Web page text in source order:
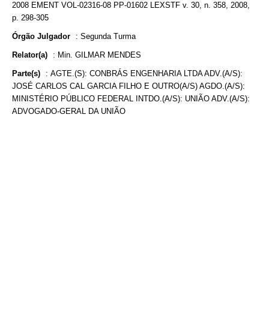
2008 EMENT VOL-02316-08 PP-01602 LEXSTF v. 30, n. 358, 2008,
p. 298-305
Órgão Julgador : Segunda Turma
Relator(a) : Min. GILMAR MENDES
Parte(s) : AGTE.(S): CONBRÁS ENGENHARIA LTDA ADV.(A/S):
JOSÉ CARLOS CAL GARCIA FILHO E OUTRO(A/S) AGDO.(A/S):
MINISTÉRIO PÚBLICO FEDERAL INTDO.(A/S): UNIÃO ADV.(A/S):
ADVOGADO-GERAL DA UNIÃO